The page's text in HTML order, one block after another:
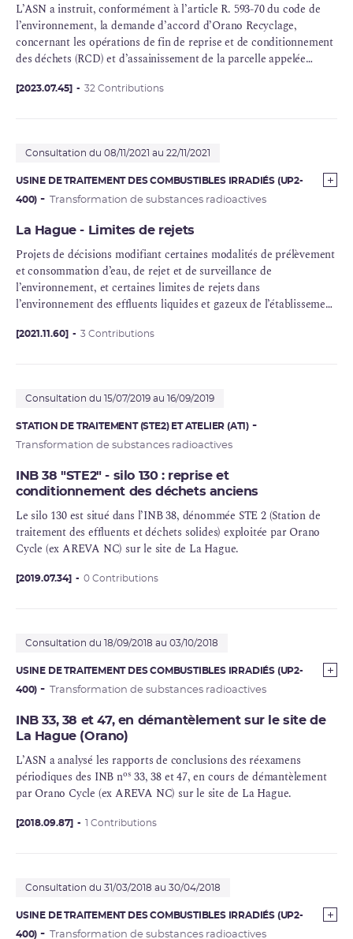
L’ASN a instruit, conformément à l’article R. 593-70 du code de
l’environnement, la demande d’accord d’Orano Recyclage,
concernant les opérations de fin de reprise et de conditionnement
des déchets (RCD) et d’assainissement de la parcelle appelée
l’installation nucléaire de base (INB) 38 sur le site de La Hague.
(PEC) d’EDF.
[2023.07.45] 32 Contributions
Consultation du 08/11/2021 au 22/11/2021
USINE DE TRAITEMENT DES COMBUSTIBLES IRRADIÉS (UP2-
400)
Transformation de substances radioactives
La Hague - Limites de rejets
Projets de décisions modifiant certaines modalités de prélèvement
et consommation d’eau, de rejet et de surveillance de
l’environnement, et certaines limites de rejets dans
l’environnement des effluents liquides et gazeux de l’établissement
[2021.11.60] 3 Contributions
Consultation du 15/07/2019 au 16/09/2019
STATION DE TRAITEMENT (STE2) ET ATELIER (AT1)
Transformation de substances radioactives
INB 38 "STE2" - silo 130 : reprise et
conditionnement des déchets anciens
Le silo 130 est situé dans l’INB 38, dénommée STE 2 (Station de
traitement des effluents et déchets solides) exploitée par Orano
Cycle (exAREVA NC) sur le site de La Hague.
[2019.07.34] 0 Contributions
Consultation du 18/09/2018 au 03/10/2018
USINE DE TRAITEMENT DES COMBUSTIBLES IRRADIÉS (UP2-
400)
Transformation de substances radioactives
INB 33, 38 et 47, en démantèlement sur le site de
La Hague (Orano)
L’ASN a analysé les rapports de conclusions des réexamens
périodiques des INB nos 33, 38 et 47, en cours de démantèlement
par Orano Cycle (ex AREVA NC) sur le site de La Hague.
[2018.09.87] 1 Contributions
Consultation du 31/03/2018 au 30/04/2018
USINE DE TRAITEMENT DES COMBUSTIBLES IRRADIÉS (UP2-
400)
Transformation de substances radioactives